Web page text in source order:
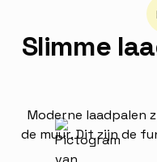
Slimme laa
Moderne laadpalen
de muur. Dit zijn de